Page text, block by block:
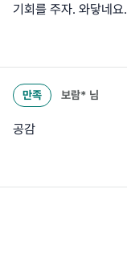
기회를 주자. 와닿네요.
만족 보람* 님
공감